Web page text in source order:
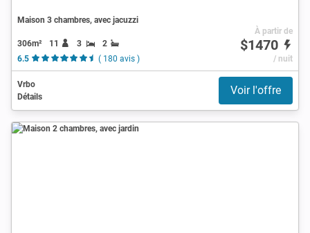
Maison 3 chambres, avec jacuzzi
306m² 11 3
2
6.5
( 180 avis )
À partir de
$1470
/ nuit
Vrbo
Détails
Voir l'offre